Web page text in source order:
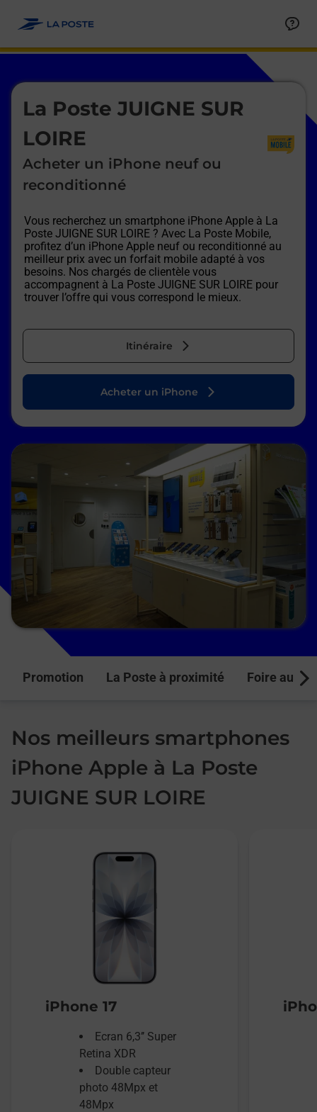
La Poste JUIGNE SUR
LOIRE
Acheter un iPhone neuf ou
reconditionné
Vous recherchez un smartphone iPhone Apple à La
Poste JUIGNE SUR LOIRE ? Avec La Poste Mobile,
profitez d’un iPhone Apple neuf ou reconditionné au
meilleur prix avec un forfait mobile adapté à vos
besoins. Nos chargés de clientèle vous
accompagnent à La Poste JUIGNE SUR LOIRE pour
trouver l’offre qui vous correspond le mieux.
Itinéraire
Le lien s'ouvre dans un nouvel onglet
Acheter un iPhone
Promotion La Poste à proximité Foire aux
Nos meilleurs smartphones
iPhone Apple à La Poste
JUIGNE SUR LOIRE
iPhone 17
Ecran 6,3’’ Super
Retina XDR
Double capteur
photo 48Mpx et
48Mpx